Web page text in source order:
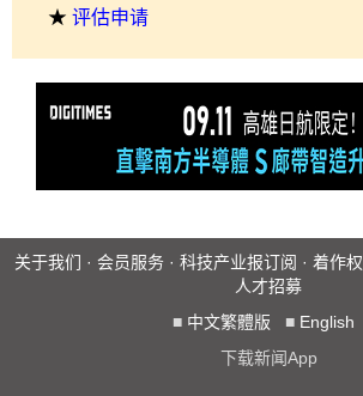
★ 评估申请
关于我们 · 会员服务 · 科技产业报订阅 · 着作权
人才招募
■ 中文繁體版 ■ English
下载新闻App